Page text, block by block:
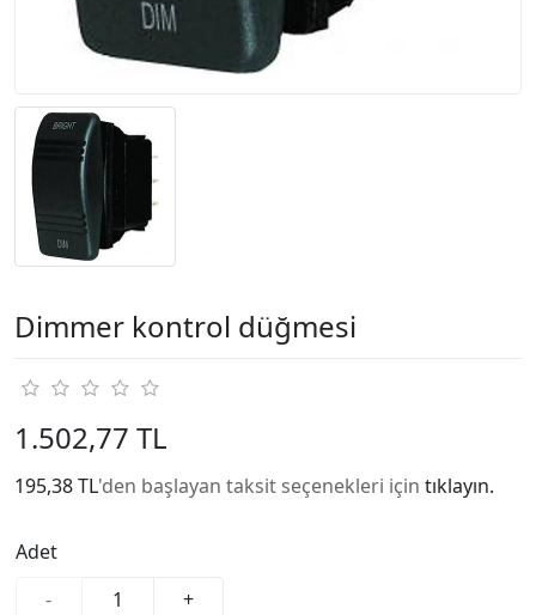
Dimmer kontrol düğmesi
1.502,77 TL
195,38 TL'den başlayan taksit seçenekleri için tıklayın.
Adet
-
+